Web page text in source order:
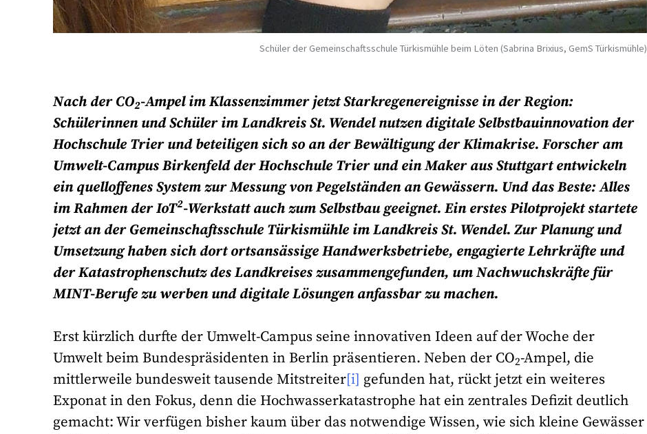
Schüler der Gemeinschaftsschule Türkismühle beim Löten (Sabrina Brixius, GemS Türkismühle)
Nach der CO2-Ampel im Klassenzimmer jetzt Starkregenereignisse in der Region:
Schülerinnen und Schüler im Landkreis St. Wendel nutzen digitale Selbstbauinnovation der
Hochschule Trier und beteiligen sich so an der Bewältigung der Klimakrise.Forscher am
Umwelt-Campus Birkenfeld der Hochschule Trier und ein Maker aus Stuttgart entwickeln
ein quelloffenes System zur Messung von Pegelständen an Gewässern. Und das Beste: Alles
im Rahmen der IoT2-Werkstatt auch zum Selbstbau geeignet. Ein erstes Pilotprojekt startete
jetzt an der Gemeinschaftsschule Türkismühle im Landkreis St. Wendel. Zur Planung und
Umsetzung haben sich dort ortsansässige Handwerksbetriebe, engagierte Lehrkräfte und
der Katastrophenschutz des Landkreises zusammengefunden, um Nachwuchskräfte für
MINT-Berufe zu werben und digitale Lösungen anfassbar zu machen.
Erst kürzlich durfte der Umwelt-Campus seine innovativen Ideen auf der Woche der
Umwelt beim Bundespräsidenten in Berlin präsentieren. Neben der CO2-Ampel, die
mittlerweile bundesweit tausende Mitstreiter[i] gefunden hat, rückt jetzt ein weiteres
Exponat in den Fokus, denn die Hochwasserkatastrophe hat ein zentrales Defizit deutlich
gemacht: Wir verfügen bisher kaum über das notwendige Wissen, wie sich kleine Gewässer